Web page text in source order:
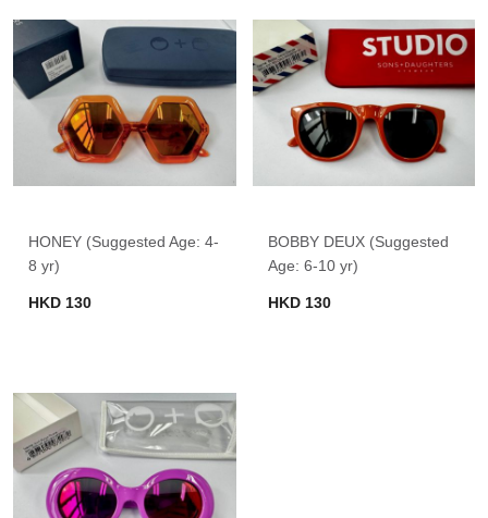
HONEY (Suggested Age: 4-
8 yr)
HKD 130
BOBBY DEUX (Suggested
Age: 6-10 yr)
HKD 130